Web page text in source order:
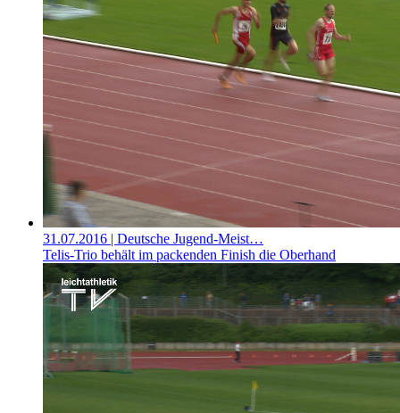
31.07.2016 | Deutsche Jugend-Meist…
Telis-Trio behält im packenden Finish die Oberhand